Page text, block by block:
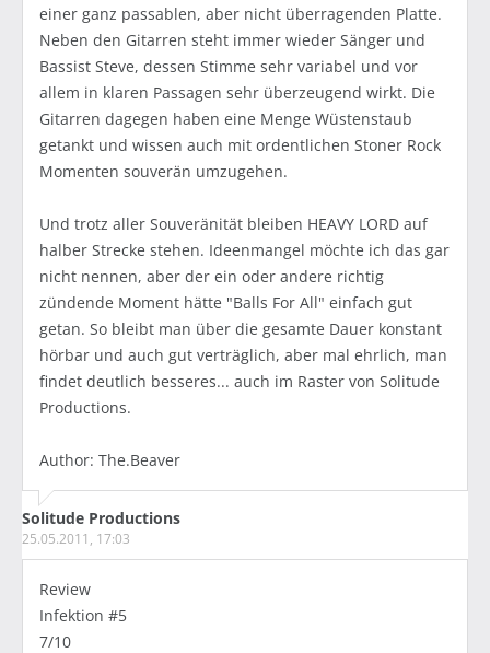
einer ganz passablen, aber nicht überragenden Platte.
Neben den Gitarren steht immer wieder Sänger und
Bassist Steve, dessen Stimme sehr variabel und vor
allem in klaren Passagen sehr überzeugend wirkt. Die
Gitarren dagegen haben eine Menge Wüstenstaub
getankt und wissen auch mit ordentlichen Stoner Rock
Momenten souverän umzugehen.
Und trotz aller Souveränität bleiben HEAVY LORD auf
halber Strecke stehen. Ideenmangel möchte ich das gar
nicht nennen, aber der ein oder andere richtig
zündende Moment hätte "Balls For All" einfach gut
getan. So bleibt man über die gesamte Dauer konstant
hörbar und auch gut verträglich, aber mal ehrlich, man
findet deutlich besseres... auch im Raster von Solitude
Productions.
Author: The.Beaver
Solitude Productions
25.05.2011, 17:03
Review
Infektion #5
7/10